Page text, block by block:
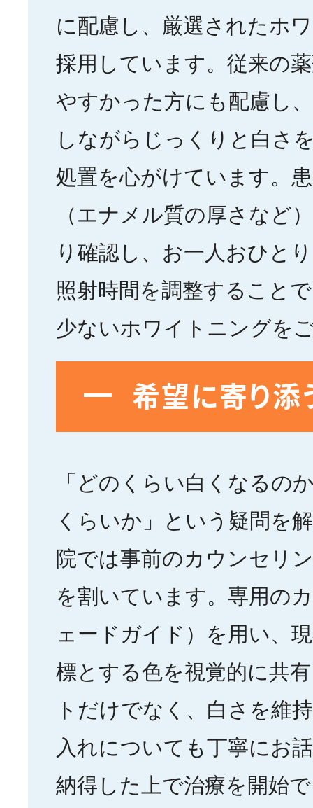
に配慮し、厳選されたホ
採用しています。従来の
やすかった方にも配慮し
しながらじっくりと白さ
処置を心がけています。
（エナメル質の厚さなど
り確認し、お一人おひと
照射時間を調整すること
少ないホワイトニングを
希望に寄り
「どのくらい白くなるの
くらいか」という疑問を
院では事前のカウンセリ
を割いています。専用の
ェードガイド）を用い、
標とする色を視覚的に共
トだけでなく、白さを維
入れについても丁寧にお
納得した上で治療を開始